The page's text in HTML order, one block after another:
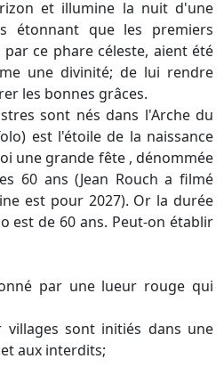
et illumine la nuit d'une
étonnant que les premiers
ce phare céleste, aient été
une divinité; de lui rendre
les bonnes grâces.
sont nés dans l'Arche du
est l'étoile de la naissance
une grande fête , dénommée
60 ans (Jean Rouch a filmé
est pour 2027). Or la durée
est de 60 ans. Peut-on établir
par une lueur rouge qui
sont initiés dans une
aux interdits;